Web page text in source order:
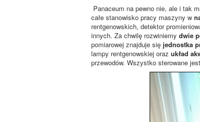
Panaceum na pewno nie, ale i tak
całe stanowisko pracy maszyny w
rentgenowskich, detektor
innych. Za chwilę rozwiniemy dwie
pomiarowej znajduje się jednostka
lampy rentgenowskiej oraz układ
przewodów. Wszystko sterowane